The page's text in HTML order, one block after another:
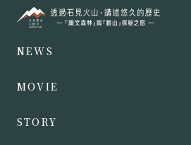
NEWS
MOVIE
STORY